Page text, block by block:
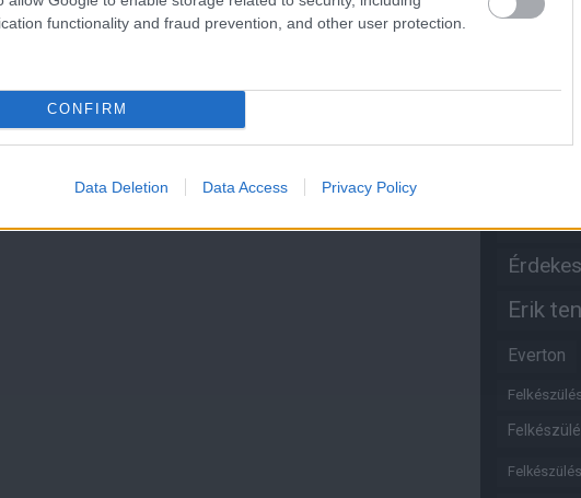
functionality and fraud prevention, and other user protection.
CONFIRM
Data Deletion Data Access Privacy Policy
Crystal
Dean
Edzői
Erik
Everton